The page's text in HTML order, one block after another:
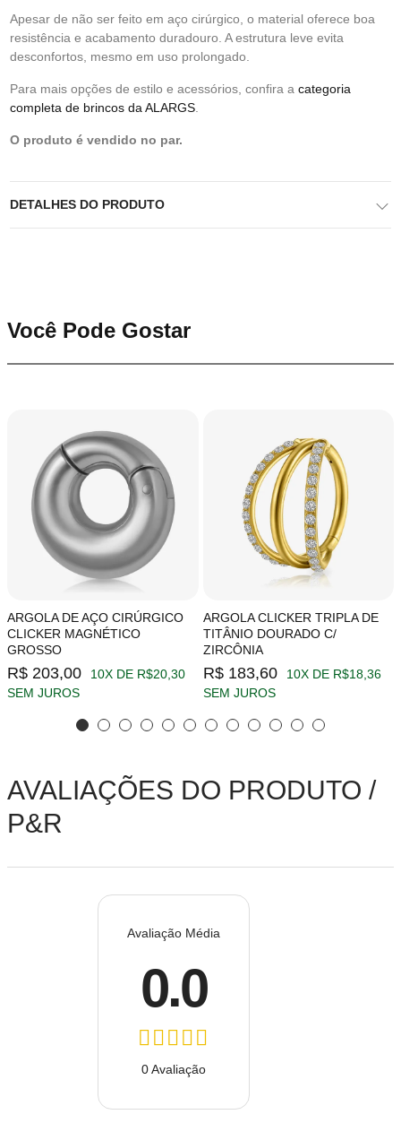
Apesar de não ser feito em aço cirúrgico, o material oferece boa
resistência e acabamento duradouro. A estrutura leve evita
desconfortos, mesmo em uso prolongado.
Para mais opções de estilo e acessórios, confira a categoria
completa de brincos da ALARGS
O produto é vendido no par.
DETALHES DO PRODUTO
Você Pode Gostar
ARGOLA DE AÇO CIRÚRGICO
CLICKER MAGNÉTICO
GROSSO
R$ 203,00
10X DE R$20,30
SEM JUROS
ARGOLA CLICKER TRIPLA DE
TITÂNIO DOURADO C/
ZIRCÔNIA
R$ 183,60
10X DE R$18,36
SEM JUROS
AVALIAÇÕES DO PRODUTO /
P&R
Avaliação Média
0.0
0 Avaliação